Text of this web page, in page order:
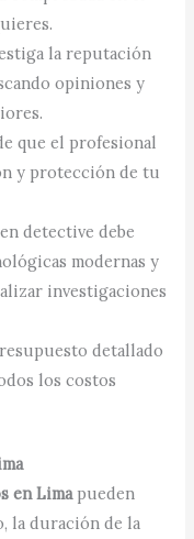
la reputación
opiniones y
que el profesional
y protección de tu
detective debe
modernas y
investigaciones
detallado
los costos
en Lima pueden
la duración de la